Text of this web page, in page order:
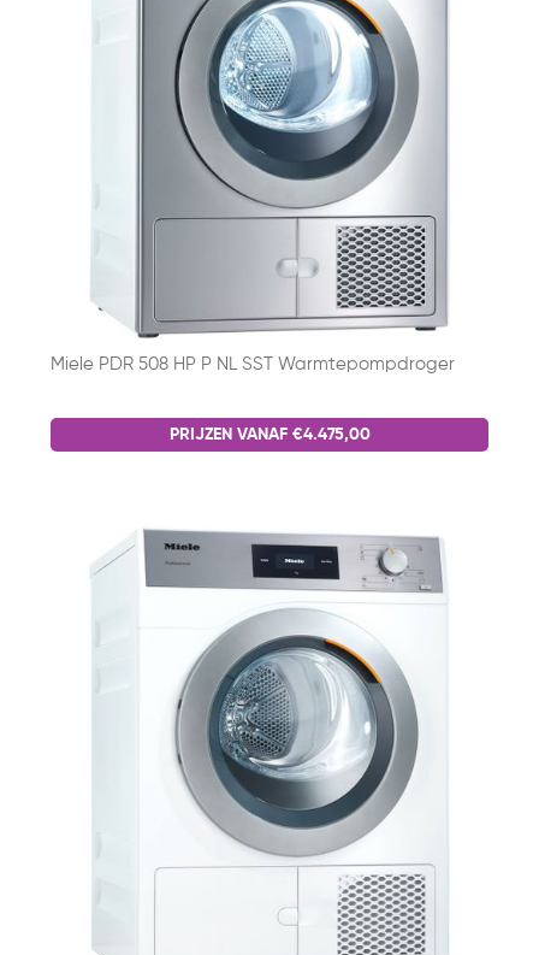
Miele PDR 508 HP P NL SST Warmtepompdroger
PRIJZEN VANAF €4.475,00